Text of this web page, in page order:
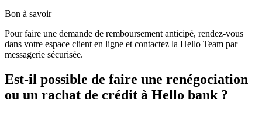
Bon à savoir
Pour faire une demande de remboursement anticipé, rendez-vous
dans votre espace client en ligne et contactez la Hello Team par
messagerie sécurisée.
Est-il possible de faire une renégociation
ou un rachat de crédit à Hello bank ?